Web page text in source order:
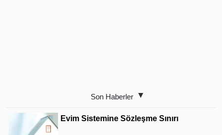
Son Haberler
Evim Sistemine Sözleşme Sınırı